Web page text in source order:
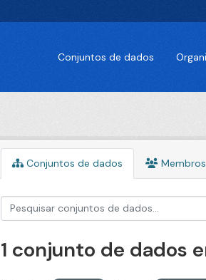
Conjuntos de dados
Conjuntos de dados Membros
1 conjunto de dados